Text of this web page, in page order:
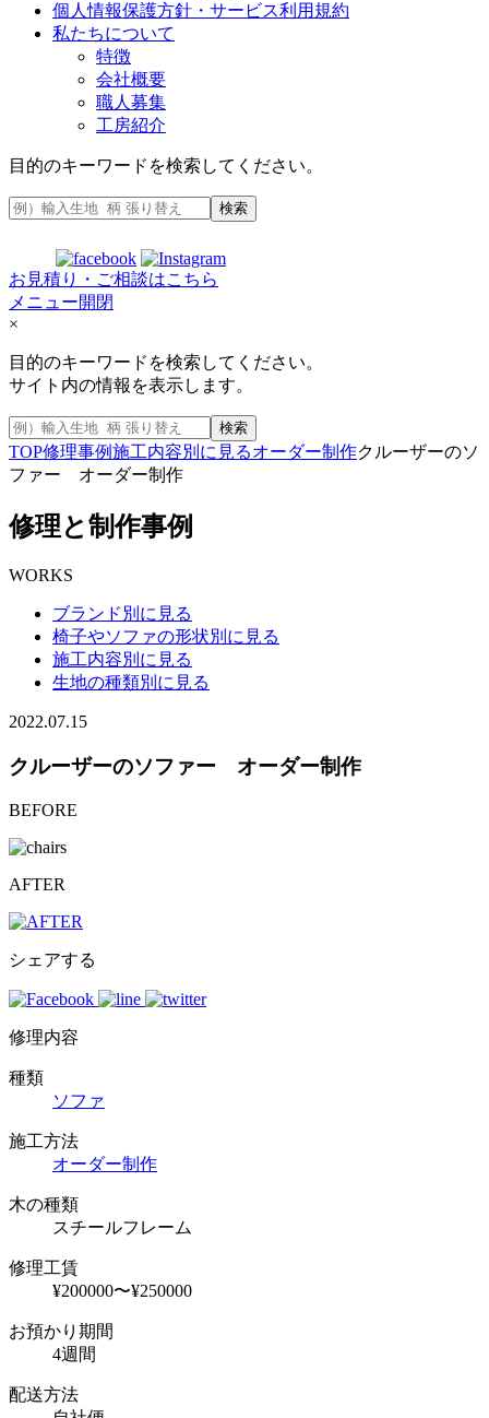
個人情報保護方針・サービス利用規約
私たちについて
特徴
会社概要
職人募集
工房紹介
目的のキーワードを検索してください。
検索
お見積り・ご相談はこちら
メニュー開閉
×
目的のキーワードを検索してください。
サイト内の情報を表示します。
検索
TOP修理事例施工内容別に見るオーダー制作クルーザーのソ
ファー オーダー制作
修理と制作事例
WORKS
ブランド別に見る
椅子やソファの形状別に見る
施工内容別に見る
生地の種類別に見る
2022.07.15
クルーザーのソファー オーダー制作
BEFORE
AFTER
シェアする
修理内容
種類
ソファ
施工方法
オーダー制作
木の種類
スチールフレーム
修理工賃
¥200000〜¥250000
お預かり期間
4週間
配送方法